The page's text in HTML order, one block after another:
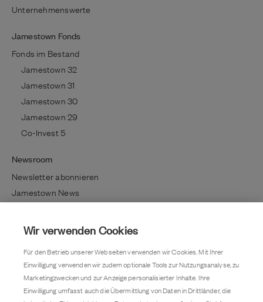
Unternehmenswerte
Jamestown Fonds
Fonds im Bestand
Jamestown 32
Jamestown 31
Jamestown 30
Jamestown 29
Co-Invest 5
Newsroom
Newsletter abonnieren
Jamestown News
Lifestyle / Kultur
Immobilientrends
Kundenmagazin
Pressemitteilung
Kontakt
Wir verwenden Cookies
Für den Betrieb unserer Webseiten verwenden wir Cookies. Mit Ihrer
Einwilligung verwenden wir zudem optionale Tools zur Nutzungsanalyse, zu
Marketingzwecken und zur Anzeige personalisierter Inhalte. Ihre
Einwilligung umfasst auch die Übermittlung von Daten in Drittländer, die